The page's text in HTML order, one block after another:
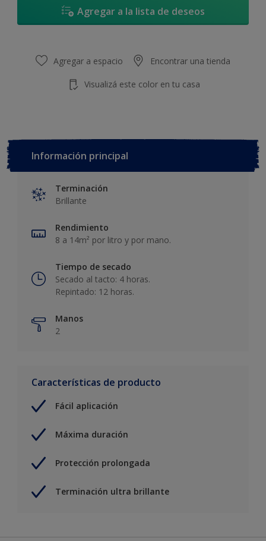
Agregar a la lista de deseos
Agregar a espacio Encontrar una tienda
Visualizá este color en tu casa
Información principal
Terminación
Brillante
Rendimiento
8 a 14m² por litro y por mano.
Tiempo de secado
Secado al tacto: 4 horas.
Repintado: 12 horas.
Manos
2
Características de producto
Fácil aplicación
Máxima duración
Protección prolongada
Terminación ultra brillante